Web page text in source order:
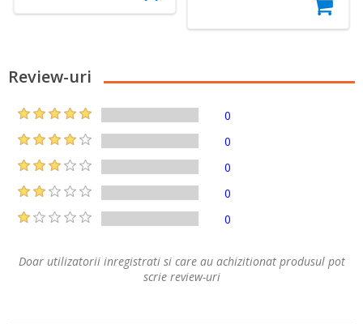
Review-uri
0
0
0
0
0
Doar utilizatorii inregistrati si care au achizitionat produsul pot
scrie review-uri